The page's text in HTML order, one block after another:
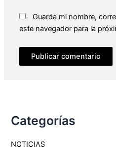
Guarda mi nombre,
este navegador para la
Categorías
NOTICIAS